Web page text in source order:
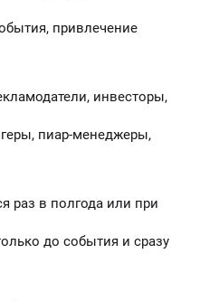
привлечение
инвесторы,
пиар-менеджеры,
раз в полгода или при
до события и сразу